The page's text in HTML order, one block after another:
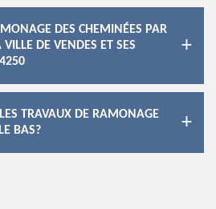
DES CHEMINÉES PAR
DE VENDES ET SES
TRAVAUX DE RAMONAGE
BAS?